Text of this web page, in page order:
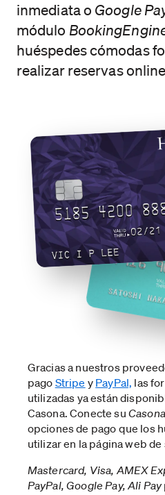
inmediata o Google
módulo
huéspedes cómodas
realizar reservas
Gracias a nuestros
pago Stripe y PayPal, las
utilizadas ya están
Casona. Conecte su
opciones de pago que los
utilizar en la página web de
Mastercard, Visa, AMEX
PayPal, Google Pay, Ali Pay